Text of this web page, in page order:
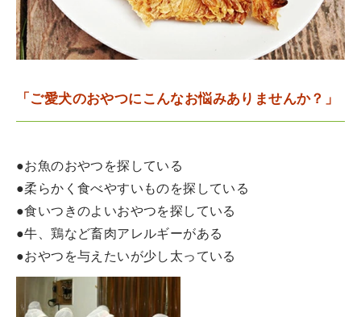
「ご愛犬のおやつにこんなお悩みありませんか？」
●お魚のおやつを探している
●柔らかく食べやすいものを探している
●食いつきのよいおやつを探している
●牛、鶏など畜肉アレルギーがある
●おやつを与えたいが少し太っている